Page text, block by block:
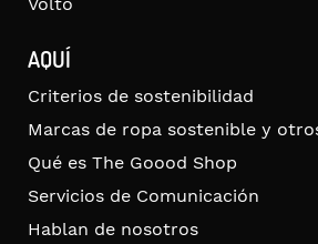
AQUÍ
Criterios de sostenibilidad
Marcas de ropa sostenible y
Qué es The Goood Shop
Servicios de Comunicación
Hablan de nosotros